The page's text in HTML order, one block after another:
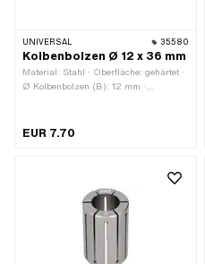
UNIVERSAL 35580
Kolbenbolzen Ø 12 x 36 mm
Material: Stahl · Oberfläche: gehärtet ·
Ø Kolbenbolzen (B): 12 mm ·
EUR 7.70